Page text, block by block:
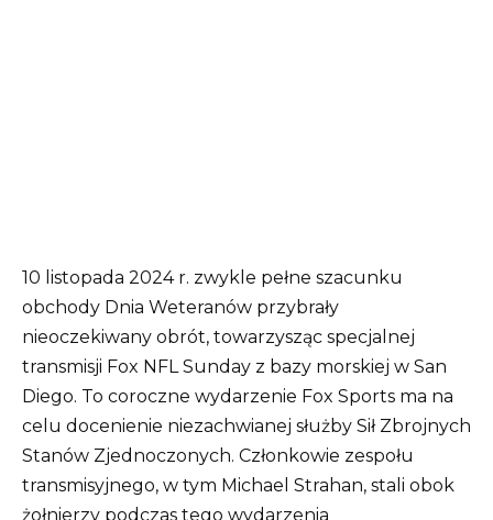
10 listopada 2024 r. zwykle pełne szacunku
obchody Dnia Weteranów przybrały
nieoczekiwany obrót, towarzysząc specjalnej
transmisji Fox NFL Sunday z bazy morskiej w San
Diego. To coroczne wydarzenie Fox Sports ma na
celu docenienie niezachwianej służby Sił Zbrojnych
Stanów Zjednoczonych. Członkowie zespołu
transmisyjnego, w tym Michael Strahan, stali obok
żołnierzy podczas tego wydarzenia